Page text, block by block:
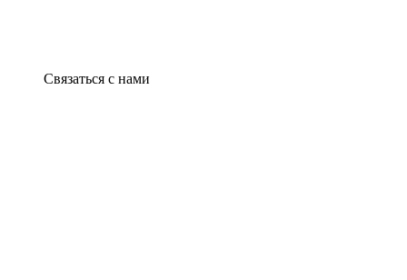
Связаться с нами